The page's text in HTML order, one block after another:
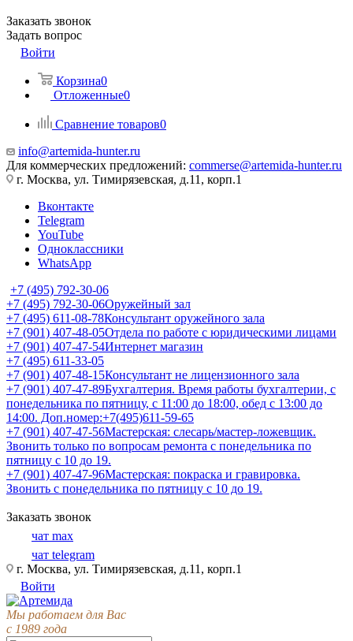
Заказать звонок
Задать вопрос
Войти
Корзина0
Отложенные0
Сравнение товаров0
info@artemida-hunter.ru
Для коммерческих предложений: commerse@artemida-hunter.ru
г. Москва, ул. Тимирязевская, д.11, корп.1
Вконтакте
Telegram
YouTube
Одноклассники
WhatsApp
+7 (495) 792-30-06
+7 (495) 792-30-06Оружейный зал
+7 (495) 611-08-78Консультант оружейного зала
+7 (901) 407-48-05Отдела по работе с юридическими лицами
+7 (901) 407-47-54Интернет магазин
+7 (495) 611-33-05
+7 (901) 407-48-15Консультант не лицензионного зала
+7 (901) 407-47-89Бухгалтерия. Время работы бухгалтерии, с
понедельника по пятницу, с 11:00 до 18:00, обед с 13:00 до
14:00. Доп.номер:+7(495)611-59-65
+7 (901) 407-47-56Мастерская: слесарь/мастер-ложевщик.
Звонить только по вопросам ремонта с понедельника по
пятницу с 10 до 19.
+7 (901) 407-47-96Мастерская: покраска и гравировка.
Звонить с понедельника по пятницу с 10 до 19.
Заказать звонок
чат max
чат telegram
г. Москва, ул. Тимирязевская, д.11, корп.1
Войти
Мы работаем для Вас
с 1989 года